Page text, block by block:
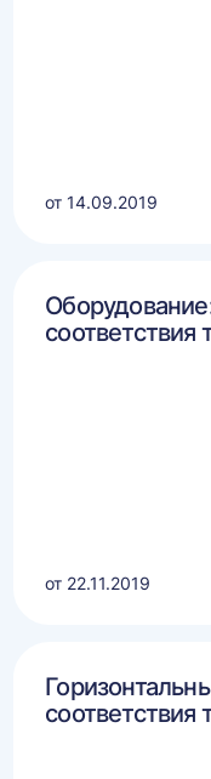
от 14.09.2019
соответствия
от 22.11.2019
соответствия